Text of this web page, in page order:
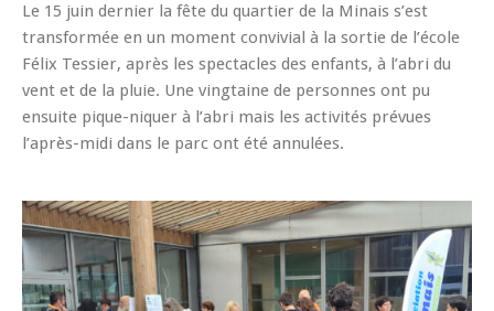
Le 15 juin dernier la fête du quartier de la Minais s’est
transformée en un moment convivial à la sortie de l’école
Félix Tessier, après les spectacles des enfants, à l’abri du
vent et de la pluie. Une vingtaine de personnes ont pu
ensuite pique-niquer à l’abri mais les activités prévues
l’après-midi dans le parc ont été annulées.